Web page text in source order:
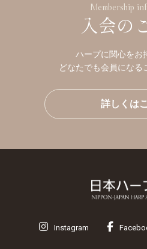
Membership
入会の
ハープに関心をお
どなたでも会員になる
詳しくは
Instagram